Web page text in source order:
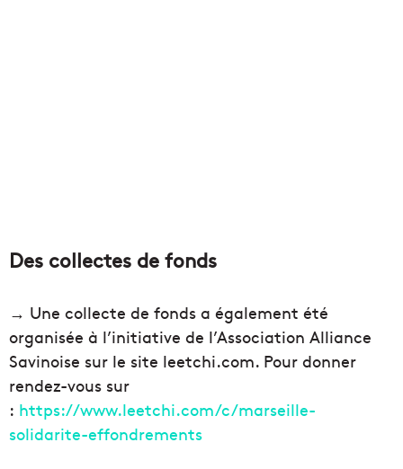
Des collectes de fonds
→ Une collecte de fonds a également été
organisée à l’initiative de l’Association Alliance
Savinoise sur le site leetchi.com. Pour donner
rendez-vous sur
: https://www.leetchi.com/c/marseille-
solidarite-effondrements